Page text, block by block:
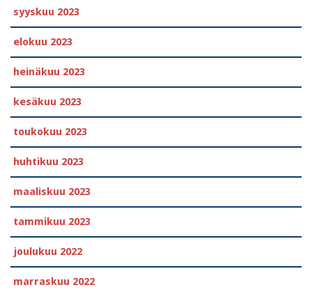
syyskuu 2023
elokuu 2023
heinäkuu 2023
kesäkuu 2023
toukokuu 2023
huhtikuu 2023
maaliskuu 2023
tammikuu 2023
joulukuu 2022
marraskuu 2022